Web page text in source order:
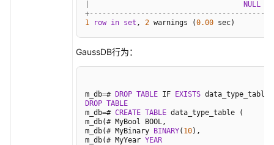
NULL
+-----------------------------------------+
1
row in set , 2 warnings (0.00
GaussDB行为：
m_db=# DROP TABLE IF EXISTS
DROP TABLE
m_db=# CREATE TABLE data_type_table (
m_db(# MyBool BOOL,
m_db(# MyBinary
BINARY( 10),
m_db(# MyYear YEAR